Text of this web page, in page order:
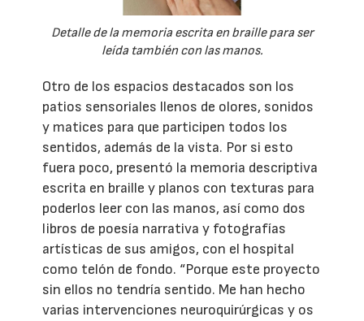
Detalle de la memoria escrita en braille para ser
leída también con las manos.
Otro de los espacios destacados son los
patios sensoriales llenos de olores, sonidos
y matices para que participen todos los
sentidos, además de la vista. Por si esto
fuera poco, presentó la memoria descriptiva
escrita en braille y planos con texturas para
poderlos leer con las manos, así como dos
libros de poesía narrativa y fotografías
artísticas de sus amigos, con el hospital
como telón de fondo. “Porque este proyecto
sin ellos no tendría sentido. Me han hecho
varias intervenciones neuroquirúrgicas y os